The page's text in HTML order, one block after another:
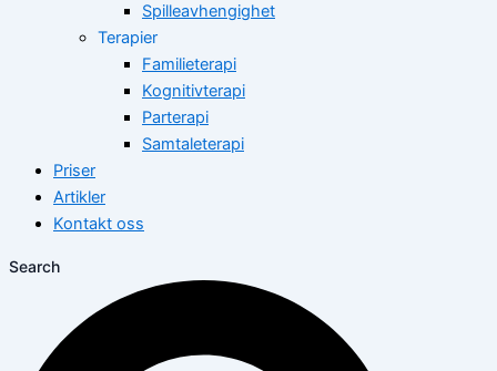
Spilleavhengighet
Terapier
Familieterapi
Kognitivterapi
Parterapi
Samtaleterapi
Priser
Artikler
Kontakt oss
Search